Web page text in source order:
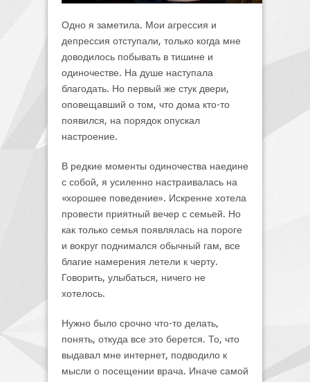
Одно я заметила. Мои агрессия и
депрессия отступали, только когда мне
доводилось побывать в тишине и
одиночестве. На душе наступала
благодать. Но первый же стук двери,
оповещавший о том, что дома кто-то
появился, на порядок опускал
настроение.
В редкие моменты одиночества наедине
с собой, я усиленно настраивалась на
«хорошее поведение». Искренне хотела
провести приятный вечер с семьей. Но
как только семья появлялась на пороге
и вокруг поднимался обычный гам, все
благие намерения летели к черту.
Говорить, улыбаться, ничего не
хотелось.
Нужно было срочно что-то делать,
понять, откуда все это берется. То, что
выдавал мне интернет, подводило к
мысли о посещении врача. Иначе самой